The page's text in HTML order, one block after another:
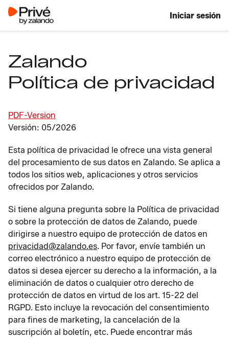
Iniciar sesión
Zalando
Política de privacidad
PDF-Version
Versión: 05/2026
Esta política de privacidad le ofrece una vista general
del procesamiento de sus datos en Zalando. Se aplica a
todos los sitios web, aplicaciones y otros servicios
ofrecidos por Zalando.
Si tiene alguna pregunta sobre la Política de privacidad
o sobre la protección de datos de Zalando, puede
dirigirse a nuestro equipo de protección de datos en
privacidad@zalando.es. Por favor, envíe también un
correo electrónico a nuestro equipo de protección de
datos si desea ejercer su derecho a la información, a la
eliminación de datos o cualquier otro derecho de
protección de datos en virtud de los art. 15-22 del
RGPD. Esto incluye la revocación del consentimiento
para fines de marketing, la cancelación de la
suscripción al boletín, etc. Puede encontrar más